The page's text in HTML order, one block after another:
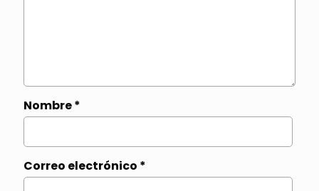
Nombre*
Correo electrónico *